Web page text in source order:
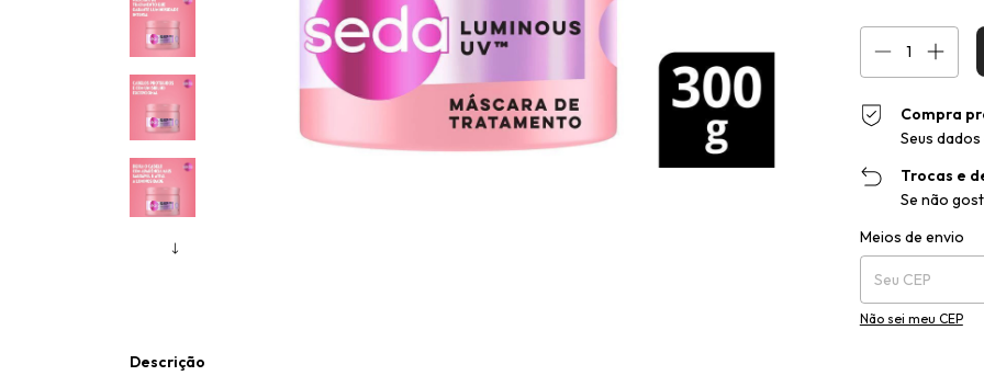
Compra
Seus
Trocas e
Se não
Entregas para o CEP:
Meios de envio
Não sei meu CEP
Descrição